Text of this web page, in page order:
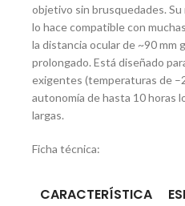
objetivo sin brusquedades.
lo hace compatible con
la distancia ocular de ~90 mm
prolongado. Está diseñado
exigentes (temperaturas de
autonomía de hasta 10 horas
largas.
Ficha técnica:
CARACTERÍSTICA